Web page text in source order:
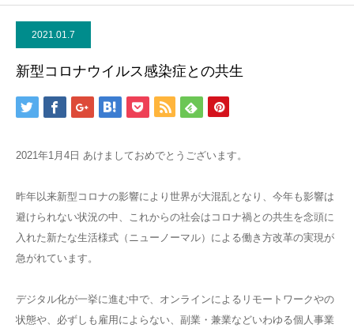
2021.01.7
新型コロナウイルス感染症との共生
2021年1月4日 あけましておめでとうございます。
昨年以来新型コロナの影響により世界が大混乱となり、今年も影響は
避けられない状況の中、これからの社会はコロナ禍との共生を念頭に
入れた新たな生活様式（ニューノーマル）による働き方改革の実現が
急がれています。
デジタル化が一挙に進む中で、オンラインによるリモートワークやの
状態や、必ずしも雇用によらない、副業・兼業などいわゆる個人事業
お問い合わせ